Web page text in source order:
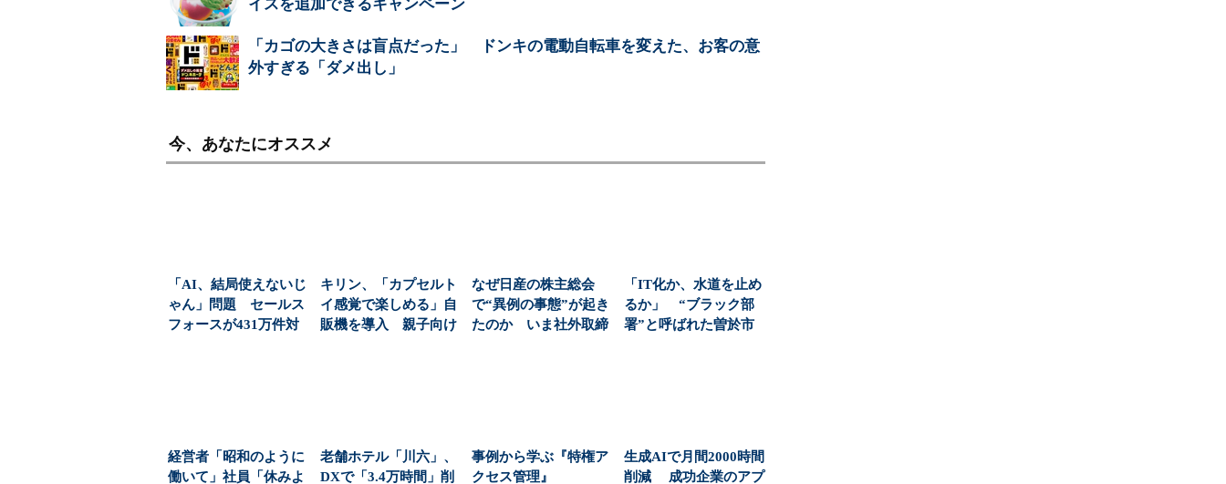
イスを追加できるキャンペーン
「カゴの大きさは盲点だった」 ドンキの電動自転車を変えた、お客の意
外すぎる「ダメ出し」
今、あなたにオススメ
「AI、結局使えないじ
ゃん」問題 セールス
フォースが431万件対
キリン、「カプセルト
イ感覚で楽しめる」自
販機を導入 親子向け
なぜ日産の株主総会
で“異例の事態”が起き
たのか いま社外取締
「IT化か、水道を止め
るか」 “ブラック部
署”と呼ばれた曽於市
経営者「昭和のように
働いて」社員「休みよ
老舗ホテル「川六」、
DXで「3.4万時間」削
事例から学ぶ『特権ア
クセス管理』
生成AIで月間2000時間
削減 成功企業のアプ